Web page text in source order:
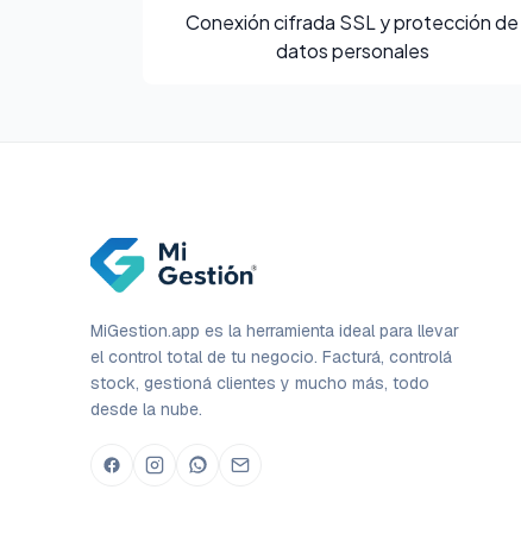
Conexión cifrada SSL y protección de
datos personales
MiGestion.app es la herramienta ideal para llevar
el control total de tu negocio. Facturá, controlá
stock, gestioná clientes y mucho más, todo
desde la nube.